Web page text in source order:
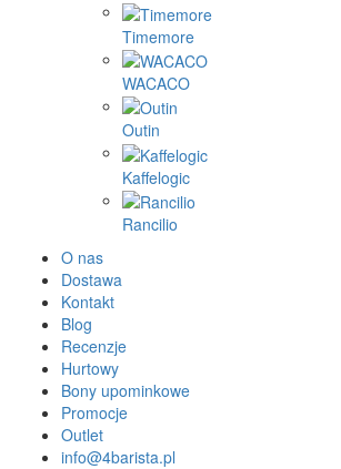
Timemore
WACACO
Outin
Kaffelogic
Rancilio
O nas
Dostawa
Kontakt
Blog
Recenzje
Hurtowy
Bony upominkowe
Promocje
Outlet
info@4barista.pl